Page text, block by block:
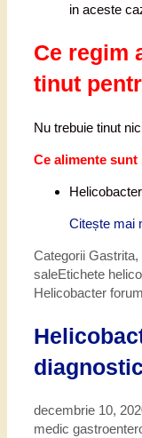
in aceste
Ce regim
tinut
Nu trebuie tinut
Ce alimente
Citește mai
Categorii Gastrita,
saleEtichete
Helicobacter forum
decembrie 10,
medic